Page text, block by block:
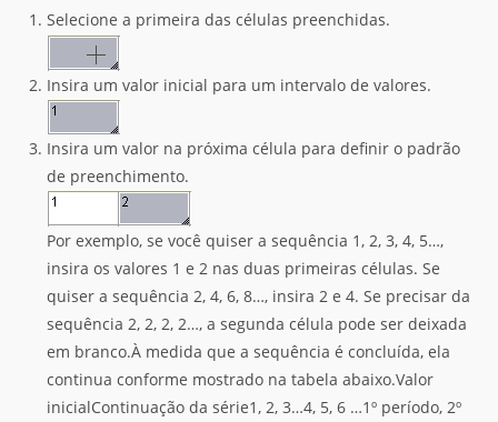
Selecione a primeira das células preenchidas.
Insira um valor inicial para um intervalo de valores.
Insira um valor na próxima célula para definir o padrão
de preenchimento.
Por exemplo, se você quiser a sequência 1, 2, 3, 4, 5…,
insira os valores 1 e 2 nas duas primeiras células. Se
quiser a sequência 2, 4, 6, 8…, insira 2 e 4. Se precisar da
sequência 2, 2, 2, 2…, a segunda célula pode ser deixada
em branco.À medida que a sequência é concluída, ela
continua conforme mostrado na tabela abaixo.Valor
inicialContinuação da série1, 2, 3…4, 5, 6 …1º período, 2º